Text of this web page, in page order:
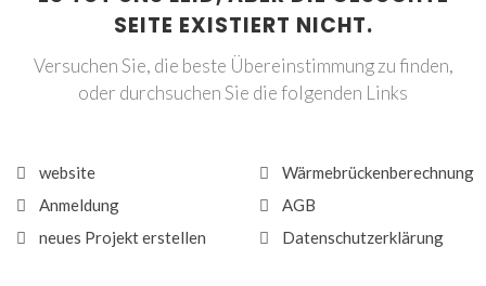
SEITE EXISTIERT NICHT.
Versuchen Sie, die beste Übereinstimmung zu finden,
oder durchsuchen Sie die folgenden Links
website
Anmeldung
neues Projekt erstellen
Wärmebrückenberechnung
AGB
Datenschutzerklärung